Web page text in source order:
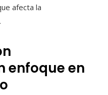
afecta la
enfoque en